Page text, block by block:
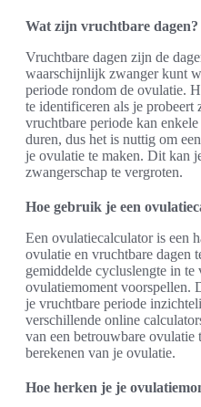
Wat zijn vruchtbare dagen?
Vruchtbare dagen zijn de
waarschijnlijk zwanger kunt
periode rondom de ovulatie.
te identificeren als je probeert
vruchtbare periode kan
duren, dus het is nuttig om
je ovulatie te maken. Dit kan
zwangerschap te vergroten.
Hoe gebruik je een
Een ovulatiecalculator is een
ovulatie en vruchtbare dagen
gemiddelde cycluslengte in
ovulatiemoment voorspellen.
je vruchtbare periode
verschillende online
van een betrouwbare
berekenen van je ovulatie.
Hoe herken je je